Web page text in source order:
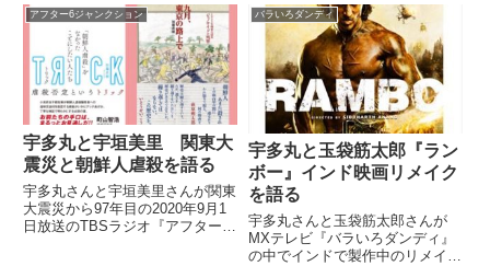
アフター6ジャンクション
宇多丸と宇垣美里 関東大
震災と朝鮮人虐殺を語る
宇多丸さんと宇垣美里さんが関東
大震災から97年目の2020年9月1
日放送のTBSラジオ『アフター6
バラいろダンディ
宇多丸と玉袋筋太郎『ラン
ボー』インド映画リメイク
を語る
宇多丸さんと玉袋筋太郎さんが
MXテレビ『バラいろダンディ』
の中でインドで製作中のリメイク